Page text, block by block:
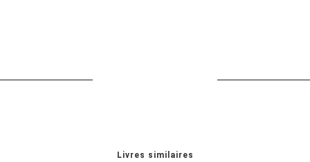
Livres similaires